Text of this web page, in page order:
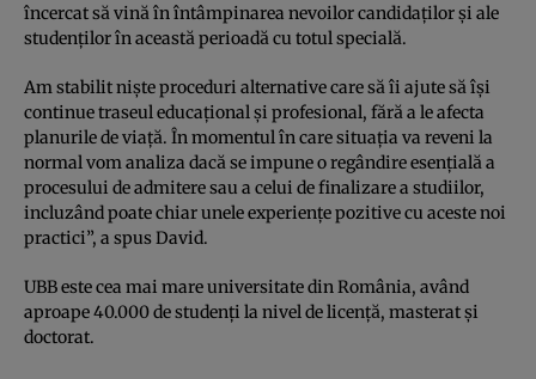
încercat să vină în întâmpinarea nevoilor candidaţilor şi ale
studenţilor în această perioadă cu totul specială.
Am stabilit nişte proceduri alternative care să îi ajute să îşi
continue traseul educaţional şi profesional, fără a le afecta
planurile de viaţă. În momentul în care situaţia va reveni la
normal vom analiza dacă se impune o regândire esenţială a
procesului de admitere sau a celui de finalizare a studiilor,
incluzând poate chiar unele experienţe pozitive cu aceste noi
practici”, a spus David.
UBB este cea mai mare universitate din România, având
aproape 40.000 de studenţi la nivel de licenţă, masterat şi
doctorat.